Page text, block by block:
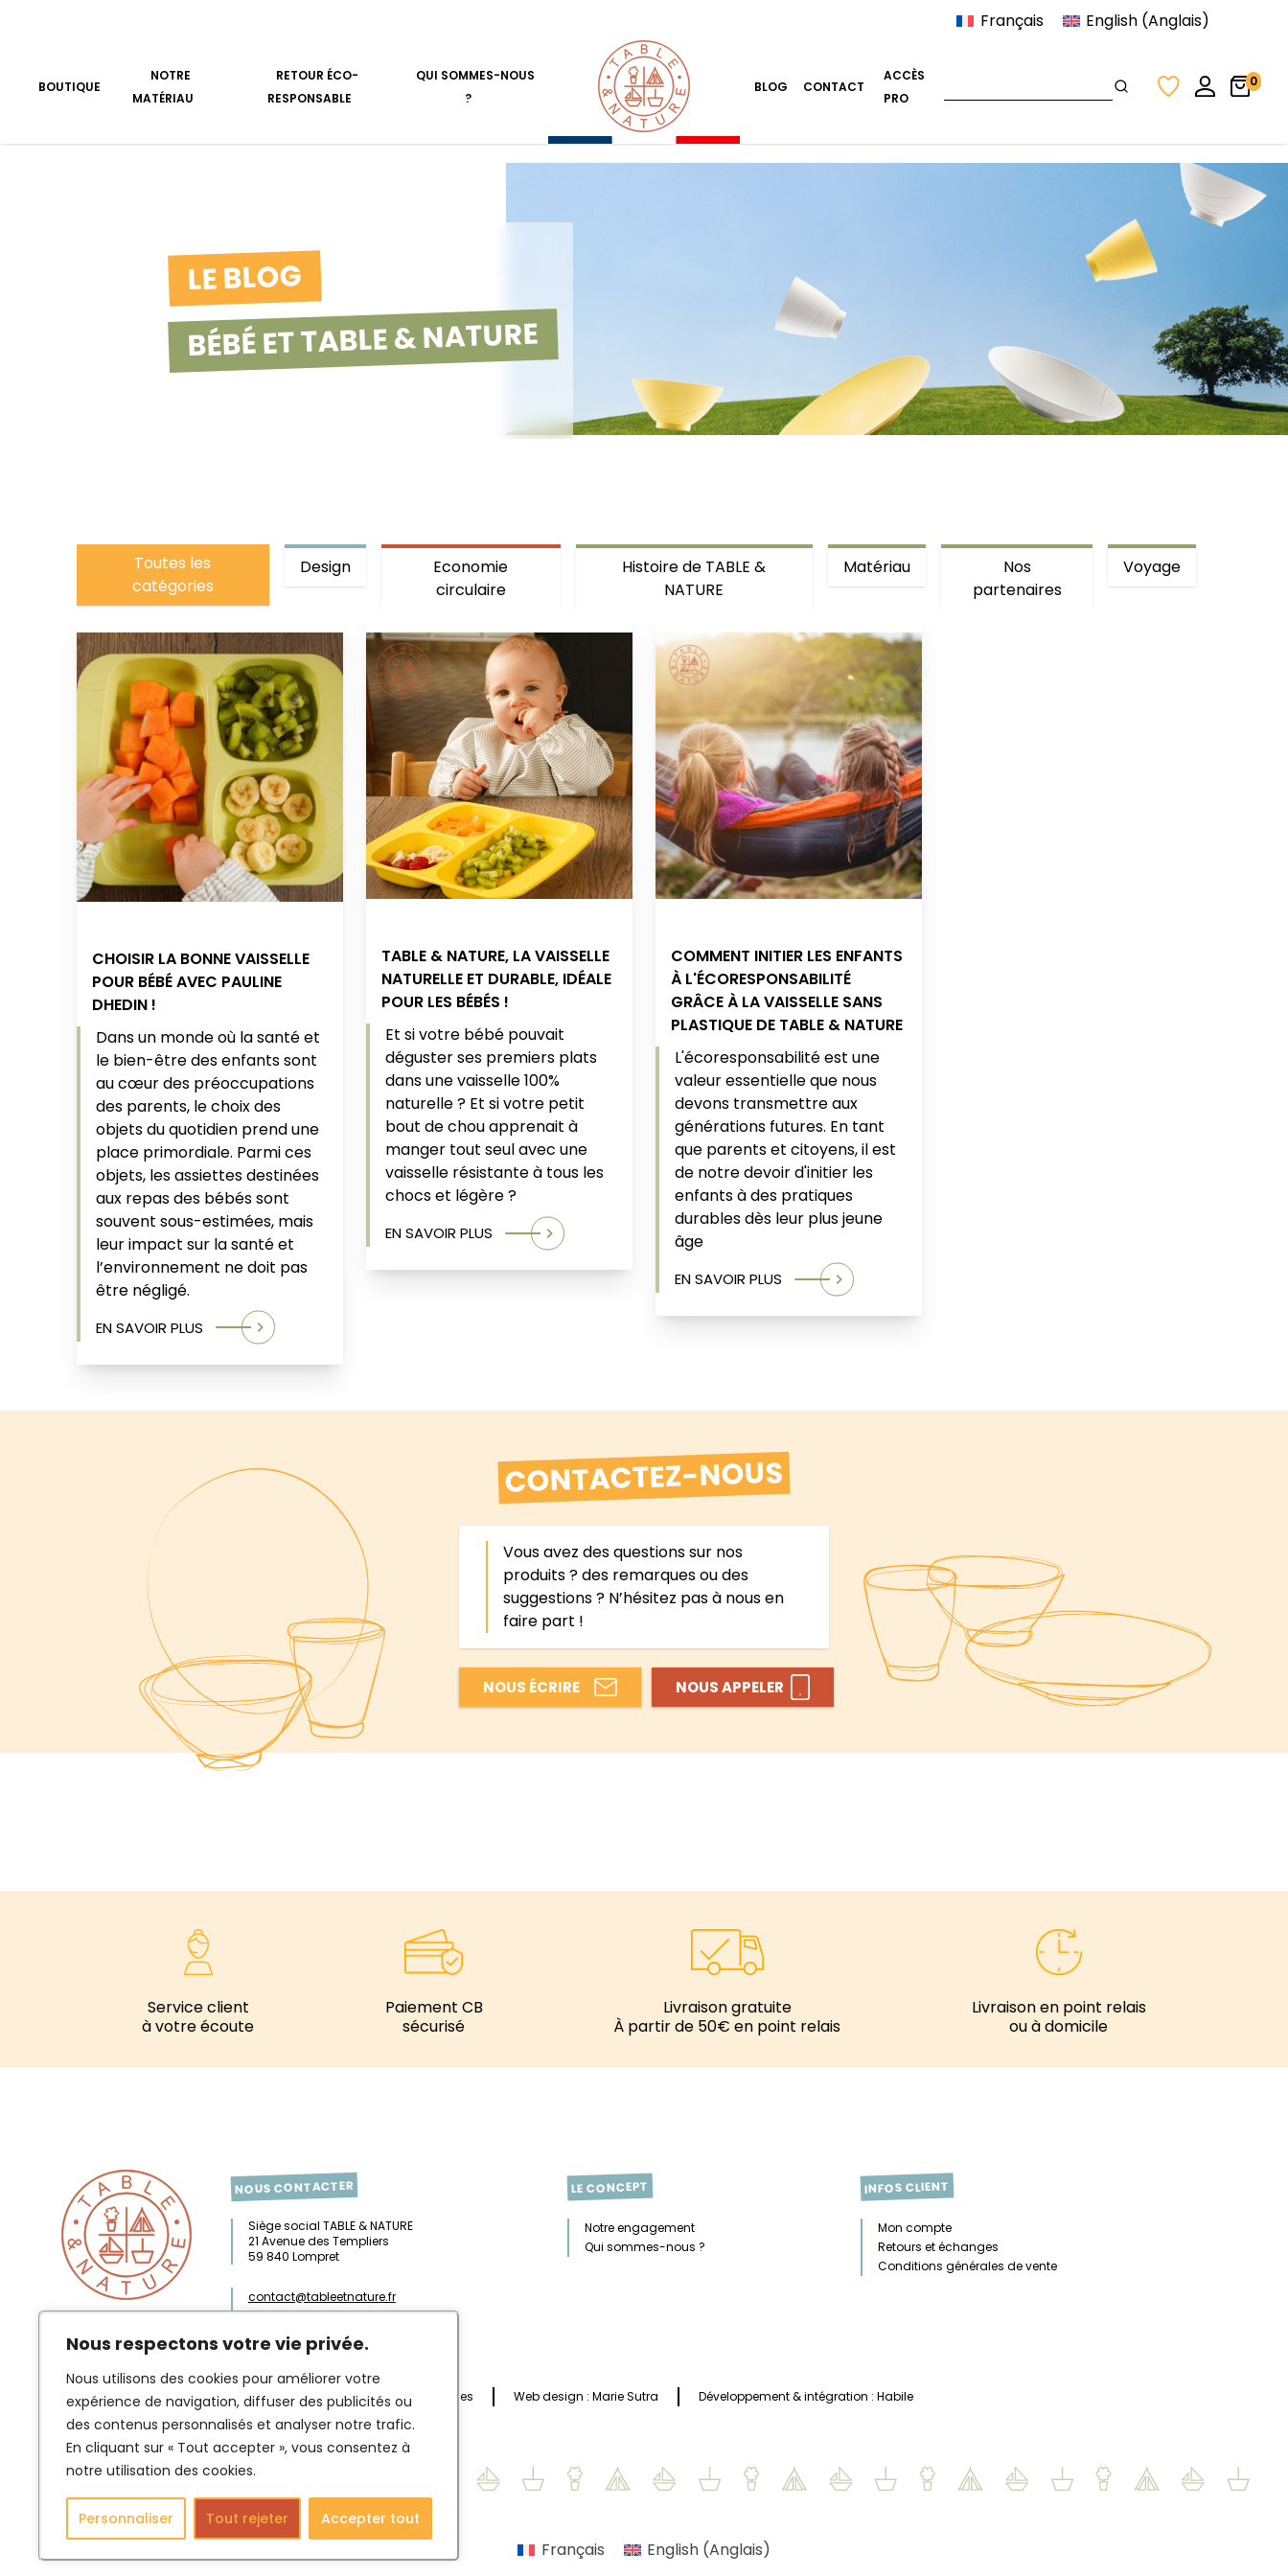
Nous respectons votre vie privée.
Nous utilisons des cookies pour améliorer votre
expérience de navigation, diffuser des publicités ou
des contenus personnalisés et analyser notre trafic.
En cliquant sur « Tout accepter », vous consentez à
notre utilisation des cookies.
Personnaliser Tout rejeter Accepter tout
Français English (Anglais)
BOUTIQUE
NOTRE
MATÉRIAU
RETOUR ÉCO-
RESPONSABLE
QUI SOMMES-NOUS
?
BLOG CONTACT
ACCÈS
PRO
0
LE BLOG
BÉBÉ ET TABLE & NATURE
Toutes les
catégories
Design
Economie
circulaire
Histoire de TABLE &
NATURE
Matériau
Nos
partenaires
Voyage
CHOISIR LA BONNE VAISSELLE
POUR BÉBÉ AVEC PAULINE
DHEDIN !
Dans un monde où la santé et
le bien-être des enfants sont
au cœur des préoccupations
des parents, le choix des
objets du quotidien prend une
place primordiale. Parmi ces
objets, les assiettes destinées
aux repas des bébés sont
souvent sous-estimées, mais
leur impact sur la santé et
l’environnement ne doit pas
être négligé.
EN SAVOIR PLUS
TABLE & NATURE, LA VAISSELLE
NATURELLE ET DURABLE, IDÉALE
POUR LES BÉBÉS !
Et si votre bébé pouvait
déguster ses premiers plats
dans une vaisselle 100%
naturelle ? Et si votre petit
bout de chou apprenait à
manger tout seul avec une
vaisselle résistante à tous les
chocs et légère ?
EN SAVOIR PLUS
COMMENT INITIER LES ENFANTS
À L'ÉCORESPONSABILITÉ
GRÂCE À LA VAISSELLE SANS
PLASTIQUE DE TABLE & NATURE
L'écoresponsabilité est une
valeur essentielle que nous
devons transmettre aux
générations futures. En tant
que parents et citoyens, il est
de notre devoir d'initier les
enfants à des pratiques
durables dès leur plus jeune
âge
EN SAVOIR PLUS
CONTACTEZ-NOUS
Vous avez des questions sur nos
produits ? des remarques ou des
suggestions ? N’hésitez pas à nous en
faire part !
NOUS ÉCRIRE NOUS APPELER
Service client
à votre écoute
Paiement CB
sécurisé
Livraison gratuite
À partir de 50€ en point relais
Livraison en point relais
ou à domicile
NOUS CONTACTER
Siège social TABLE & NATURE
21 Avenue des Templiers
59 840 Lompret
contact@tableetnature.fr
02 57 94 01 40
LE CONCEPT
Notre engagement
Qui sommes-nous ?
INFOS CLIENT
Mon compte
Retours et échanges
Conditions générales de vente
Mentions légales Web design : Marie Sutra Développement & intégration : Habile
Français English(Anglais)